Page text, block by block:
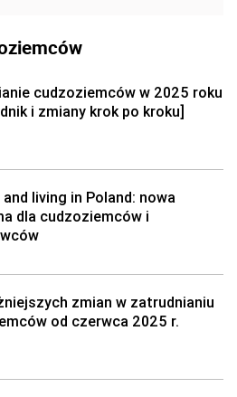
cudzoziemców w 2025 roku
i zmiany krok po kroku]
living in Poland: nowa
dla cudzoziemców i
zmian w zatrudnianiu
od czerwca 2025 r.